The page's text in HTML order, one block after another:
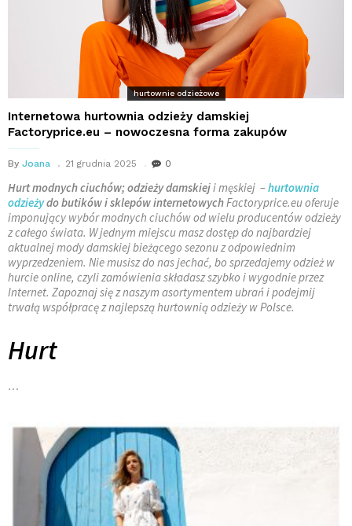
hurtownie odzieżowe
Internetowa hurtownia odzieży damskiej
Factoryprice.eu – nowoczesna forma zakupów
By Joana 21 grudnia 2025 0
Hurt modnych ciuchów; odzieży damskieji męskiej –hurtownia
odzieżydo butików i sklepów internetowychFactoryprice.eu oferuje
imponujący wybór modnych ciuchów od wielu producentów odzieży
z całego świata. W jednym miejscu masz dostęp do najbardziej
aktualnej mody damskiej bieżącego sezonu z odpowiednim
wyprzedzeniem. Nie musisz do nas jechać, bo sprzedajemy odzież w
hurcie online, czyli zamówienia składasz szybko i wygodnie przez
Internet. Zapoznaj się z naszym asortymentem ubrań i podejmij
trwałą współpracę z najlepszą hurtownią odzieży w Polsce.
Hurt
…